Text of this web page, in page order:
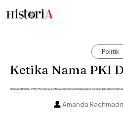
Politik
Ketika Nama PKI
Menjelang Pemilu 1955, PKI menuai kontroversi karena menggunakan keterangan “dan orang
Amanda